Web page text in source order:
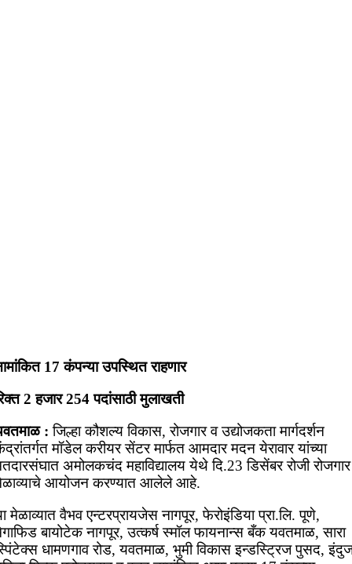
17 कंपन्या उपस्थित राहणार
2 हजार 254 पदांसाठी मुलाखती
: जिल्हा कौशल्य विकास, रोजगार व उद्योजकता मार्गदर्शन
मॉडेल करीयर सेंटर मार्फत आमदार मदन येरावार यांच्या
अमोलकचंद महाविद्यालय येथे दि.23 डिसेंबर रोजी रोजगार
आयोजन करण्यात आलेले आहे.
मेळाव्यात वैभव एन्टरप्रायजेस नागपूर, फेरोइंडिया प्रा.लि. पूणे,
बायोटेक नागपूर, उत्कर्ष स्मॉल फायनान्स बँक यवतमाळ, सारा
धामणगाव रोड, यवतमाळ, भुमी विकास इन्डस्ट्रिज पुसद,